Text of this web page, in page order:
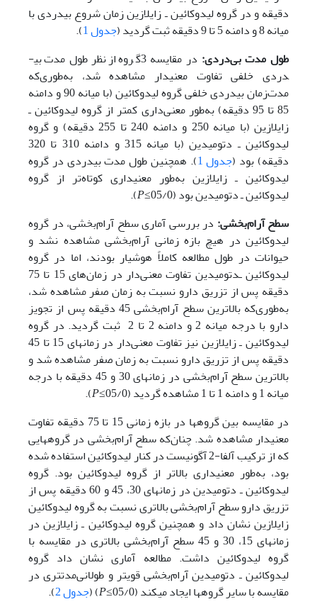
دقیقه و در گروه لیدوکائین ـ زایلازین زمان شروع بی­دردی با
میانه 8 و دامنه 5 تا 9 دقیقه ثبت گردید (
جدول 1 ).
طول مدت بی‌دردی:
در مقایسه 3گروه از‌نظر طول مدت بی­
دردی خلفی تفاوت معنی­دار مشاهده شد، به‌طوری‌که
مدت‌زمان بی­دردی خلفی گروه لیدوکائین (با میانه 90 و دامنه
85 تا 95 دقیقه) به‌طور معنی‌داری کمتر از گروه لیدوکائین ـ
زایلازین (با میانه 250 و دامنه 240 تا 255 دقیقه) و گروه
لیدوکائین ـ دتومیدین (با میانه 315 و دامنه 310 تا 320
دقیقه) بود (جدول 1 ). همچنین طول مدت بی­دردی در گروه
لیدوکائین ـ زایلازین به‌طور معنی­داری کوتاه‌تر از گروه
لیدوکائین ـ دتومیدین بود (05/0≥
P
).
سطح ‌آرام‌بخشی: در بررسی آماری سطح ‌آرام‌بخشی، در گروه
لیدوکائین در هیچ بازه زمانی ‌آرام‌بخشی مشاهده نشد و
حیوانات در طول مطالعه کاملاً هوشیار بودند، اما در گروه
لیدوکائین ـدتومیدین تفاوت معنی‌دار در زمان‌های 15 تا 75
دقیقه پس از تزریق دارو نسبت به زمان صفر مشاهده شد،
به‌طوری‌که بالاترین سطح ‌آرام‌بخشی 45 دقیقه پس از تجویز
دارو با درجه میانه 2 و دامنه 2 تا 2 ثبت گردید. در گروه
لیدوکائین ـ زایلازین نیز تفاوت معنی‌دار در زمان­های 15 تا 45
دقیقه پس از تزریق دارو نسبت به زمان صفر مشاهده شد و
بالاترین سطح ‌آرام‌بخشی در زمان­های 30 و 45 دقیقه با درجه
میانه 1 و دامنه 1 تا 1 مشاهده گردید (05/0≥
P
).
در مقایسه بین گروه­ها در بازه زمانی 15 تا 75 دقیقه تفاوت
معنی­دار مشاهده شد. چنان‌که سطح ‌آرام‌بخشی در گروه­هایی
که از ترکیب آلفا-2 آگونیست در کنار لیدوکائین استفاده شده
بود، به‌طور معنی­داری بالاتر از گروه لیدوکائین بود. گروه
لیدوکائین ـ دتومیدین در زمان­های 30، 45 و 60 دقیقه پس از
تزریق دارو سطح ‌آرام‌بخشی بالاتری نسبت به گروه لیدوکائین
زایلازین نشان داد و همچنین گروه لیدوکائین ـ زایلازین در
زمان­های 15، 30 و 45 سطح ‌آرام‌بخشی بالاتری در مقایسه با
گروه لیدوکائین داشت. مطالعه آماری نشان داد گروه
لیدوکائین ـ دتومیدین ‌آرام‌بخشی قوی­تر و طولانی‌مدت­تری در
مقایسه با سایر گروه­ها ایجاد می­کند (05/0≥
P
) (جدول 2 ).